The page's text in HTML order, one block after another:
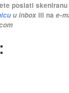
poslati
u inbox ili nae-